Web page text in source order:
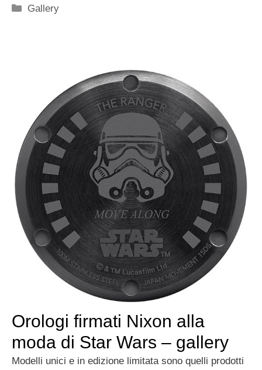
Categorie
Gallery
Orologi firmati Nixon alla
moda di Star Wars – gallery
Modelli unici e in edizione limitata sono quelli prodotti